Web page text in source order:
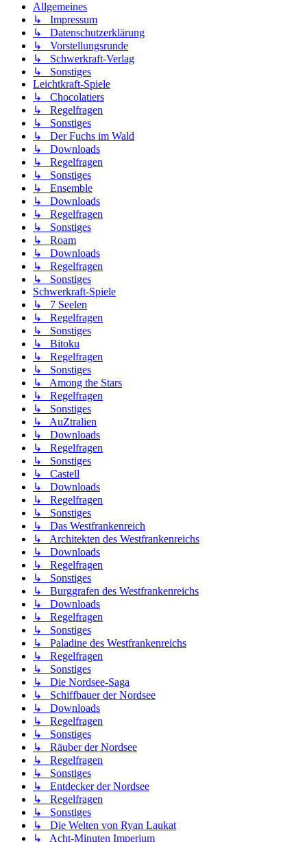
Allgemeines
↳ Impressum
↳ Datenschutzerklärung
↳ Vorstellungsrunde
↳ Schwerkraft-Verlag
↳ Sonstiges
Leichtkraft-Spiele
↳ Chocolatiers
↳ Regelfragen
↳ Sonstiges
↳ Der Fuchs im Wald
↳ Downloads
↳ Regelfragen
↳ Sonstiges
↳ Ensemble
↳ Downloads
↳ Regelfragen
↳ Sonstiges
↳ Roam
↳ Downloads
↳ Regelfragen
↳ Sonstiges
Schwerkraft-Spiele
↳ 7 Seelen
↳ Regelfragen
↳ Sonstiges
↳ Bitoku
↳ Regelfragen
↳ Sonstiges
↳ Among the Stars
↳ Regelfragen
↳ Sonstiges
↳ AuZtralien
↳ Downloads
↳ Regelfragen
↳ Sonstiges
↳ Castell
↳ Downloads
↳ Regelfragen
↳ Sonstiges
↳ Das Westfrankenreich
↳ Architekten des Westfrankenreichs
↳ Downloads
↳ Regelfragen
↳ Sonstiges
↳ Burggrafen des Westfrankenreichs
↳ Downloads
↳ Regelfragen
↳ Sonstiges
↳ Paladine des Westfrankenreichs
↳ Regelfragen
↳ Sonstiges
↳ Die Nordsee-Saga
↳ Schiffbauer der Nordsee
↳ Downloads
↳ Regelfragen
↳ Sonstiges
↳ Räuber der Nordsee
↳ Regelfragen
↳ Sonstiges
↳ Entdecker der Nordsee
↳ Regelfragen
↳ Sonstiges
↳ Die Welten von Ryan Laukat
↳ Acht-Minuten Imperium